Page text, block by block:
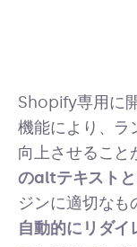
Shopify専用に
機能により、ラ
向上させること
のaltテキスト
ジンに適切なも
自動的にリダイ